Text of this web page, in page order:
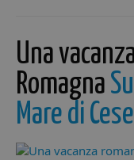
Una
Romagna
Mare di